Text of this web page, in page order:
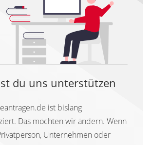
du uns unterstützen
ist bislang
Das möchten wir ändern. Wenn
Unternehmen oder